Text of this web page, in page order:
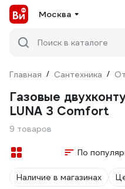
Москва
Поиск в каталоге
Главная / Сантехника /
Газовые
LUNA 3 Comfort
9 товаров
По
Наличие в магазинах